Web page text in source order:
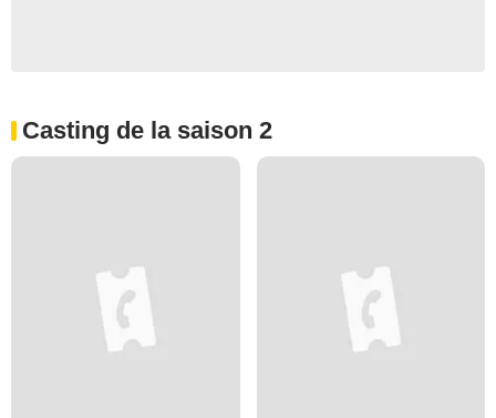
Casting de la saison 2